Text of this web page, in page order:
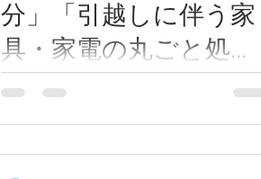
分」「引越しに伴う家
具・家電の丸ごと処
分」、２つの事例をご
紹介
こんにちわ！今回は和歌山市のお客様か
行ったお話をご紹介します。